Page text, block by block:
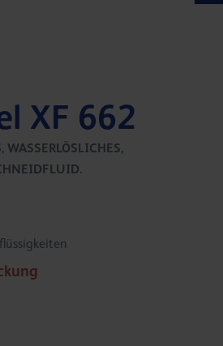
XF 662
WASSERLÖSLICHES,